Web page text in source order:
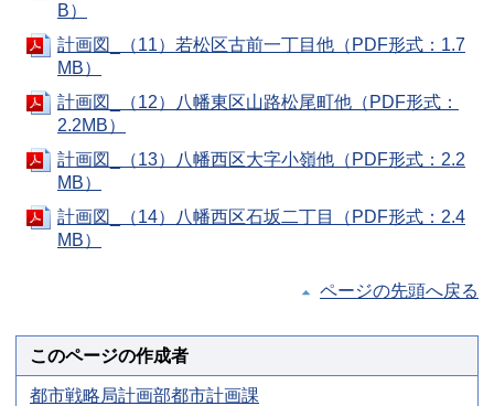
B）
計画図_（11）若松区古前一丁目他（PDF形式：1.7
MB）
計画図_（12）八幡東区山路松尾町他（PDF形式：
2.2MB）
計画図_（13）八幡西区大字小嶺他（PDF形式：2.2
MB）
計画図_（14）八幡西区石坂二丁目（PDF形式：2.4
MB）
ページの先頭へ戻る
このページの作成者
都市戦略局計画部都市計画課